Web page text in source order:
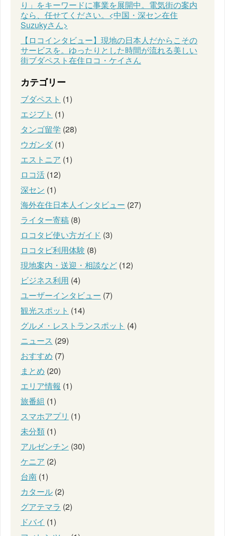
り」をキーワードに事業を展開中。電気街の案内
なら、任せてください。<中国・深セン在住
Suzukyさん>
【ロコインタビュー】現地の日本人だからこその
サービスを。ゆったりとした時間が流れる美しい
街ブダペスト在住ロコ・ケイさん
カテゴリー
ブダペスト (1)
エジプト (1)
タンゴ留学 (28)
ウガンダ(1)
エストニア (1)
ロコ活 (12)
深セン (1)
海外在住日本人インタビュー (27)
ライター寄稿 (8)
ロコタビ使い方ガイド (3)
ロコタビ利用体験 (8)
現地案内・送迎・相談など (12)
ビジネス利用 (4)
ユーザーインタビュー (7)
観光スポット (14)
グルメ・レストランスポット (4)
ニュース (29)
おすすめ (7)
まとめ (20)
エリア情報 (1)
旅番組 (1)
スマホアプリ (1)
未分類 (1)
アルゼンチン (30)
ケニア (2)
台南 (1)
カタール (2)
グアテマラ (2)
ドバイ (1)